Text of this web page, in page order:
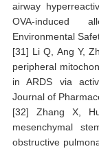
airway
OVA-induced
Environmental
[31] Li Q, Ang Y,
peripheral
in ARDS via
Journal of
[32] Zhang X,
mesenchymal
obstructive